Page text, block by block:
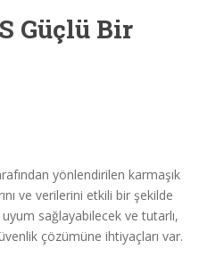
Güçlü Bir
yönlendirilen karmaşık
ve verilerini etkili bir şekilde
sağlayabilecek ve tutarlı,
çözümüne ihtiyaçları var.